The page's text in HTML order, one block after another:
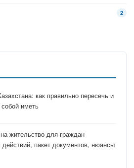
2
как правильно пересечь и
иметь
жительство для граждан
пакет документов, нюансы